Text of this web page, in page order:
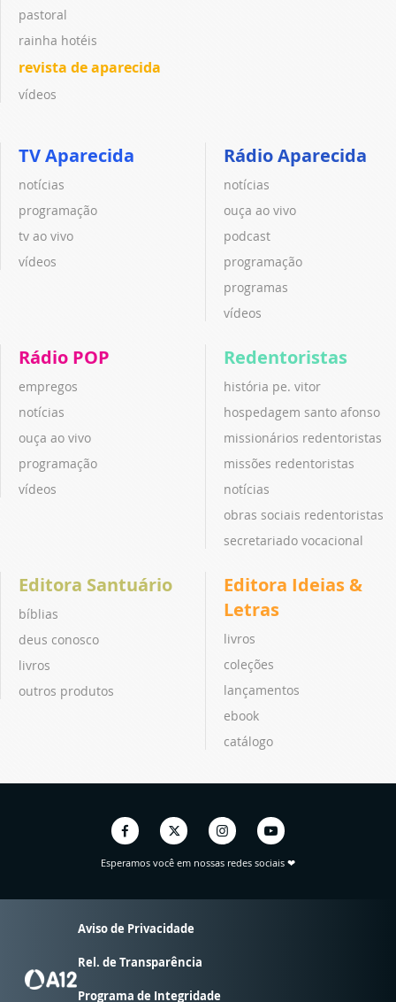
pastoral
rainha hotéis
revista de aparecida
vídeos
TV Aparecida
notícias
programação
tv ao vivo
vídeos
Rádio Aparecida
notícias
ouça ao vivo
podcast
programação
programas
vídeos
Rádio POP
empregos
notícias
ouça ao vivo
programação
vídeos
Redentoristas
história pe. vitor
hospedagem santo afonso
missionários redentoristas
missões redentoristas
notícias
obras sociais redentoristas
secretariado vocacional
Editora Santuário
bíblias
deus conosco
livros
outros produtos
Editora Ideias &
Letras
livros
coleções
lançamentos
ebook
catálogo
Esperamos você em nossas redes sociais ❤
Aviso de Privacidade
Rel. de Transparência
Programa de Integridade